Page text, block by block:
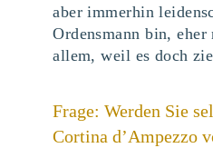
aber immerhin
Ordensmann bin,
allem, weil es doch
Frage: Werden Sie
Cortina d’Ampezzo